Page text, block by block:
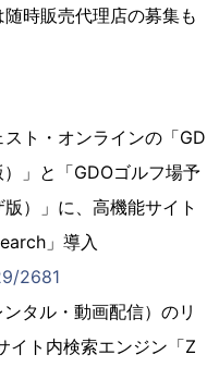
時販売代理店の募集も
ト・オンラインの「GD
」と「GDOゴルフ場予
）」に、高機能サイト
」導入
2681
タル・動画配信）のリ
イト内検索エンジン「Z